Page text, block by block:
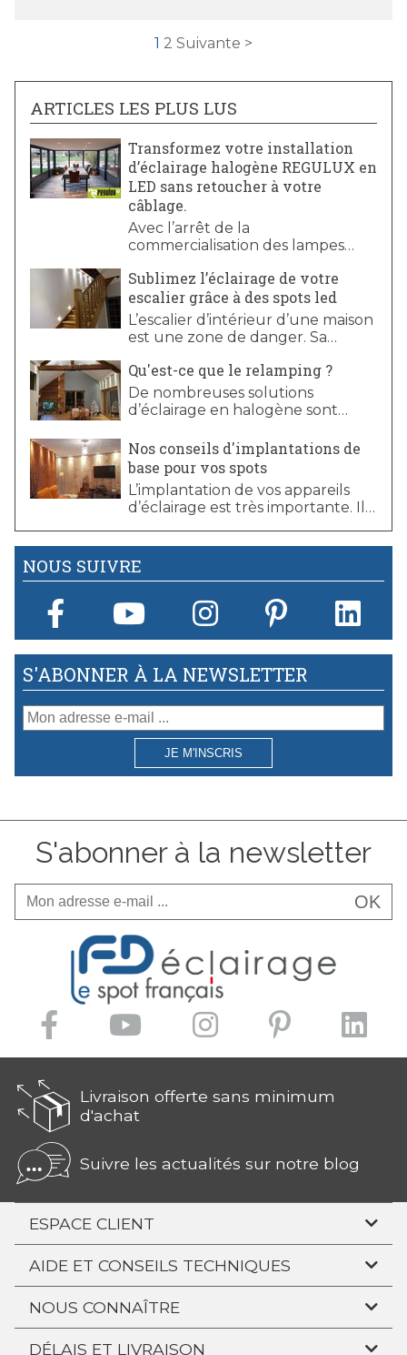
1 2 Suivante >
ARTICLES LES PLUS LUS
Transformez votre installation
d’éclairage halogène REGULUX en
LED sans retoucher à votre
câblage.
Avec l’arrêt de la
commercialisation des lampes
souhaiter migrer votre installation
halogène câblée en
REGULUX vers la technologie
LED.
Sublimez l’éclairage de votre
escalier grâce à des spots led
L’escalier d’intérieur d’une maison
est une zone de danger. Sa
l’éclairage de celui-ci.
Qu'est-ce que le relamping ?
De nombreuses solutions
d’éclairage en halogène sont
Cependant, depuis l’arrêt de la
commercialisation des lampes
halogènes 12V, consommant
beaucoup trop d’énergie, il peut
s’avérer compliqué pour les
consommateurs de trouver des
ampoules halogènes pour
remplacer leurs installations
actuelles.
Nos conseils d'implantations de
base pour vos spots
L’implantation de vos appareils
d’éclairage est très importante. Il
conseils à mettre en œuvre
systématiquement pour réussir
un bel éclairage et une bonne
NOUS SUIVRE
S'ABONNER À LA NEWSLETTER
JE M'INSCRIS
S'abonner à la newsletter
OK
Livraison offerte sans minimum
d'achat
Suivre les actualités sur notre blog
ESPACE CLIENT
AIDE ET CONSEILS TECHNIQUES
NOUS CONNAÎTRE
DÉLAIS ET LIVRAISON